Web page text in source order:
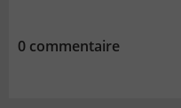
0 commentaire